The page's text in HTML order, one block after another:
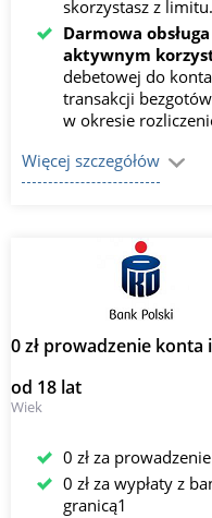
skorzystasz z limitu.
Darmowa
aktywnym
debetowej do
transakcji
w okresie
gotówkę BLIKIEM
Polsce za 0 zł, a
Więcej szczegółów
0 zł prowadzenie
od 18 lat
Wiek
0 zł za
0 zł za wypłaty z
granicą1